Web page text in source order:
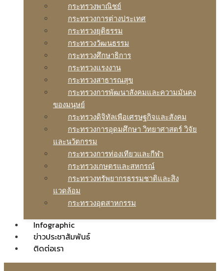
กระทรวงพาณิชย์
กระทรวงการต่างประเทศ
กระทรวงยุติธรรม
กระทรวงวัฒนธรรม
กระทรวงศึกษาธิการ
กระทรวงแรงงาน
กระทรวงสาธารณสุข
กระทรวงการพัฒนาสังคมและความมันคง
ของมนุษย์
กระทรวงดิจิทัลเพือเศรษฐกิจและสังคม
กระทรวงการอุดมศึกษา วิทยาศาสตร์ วิจัย
และนวัตกรรม
กระทรวงการท่องเทียวและกีฬา
กระทรวงเกษตรและสหกรณ์
กระทรวงทรัพยากรธรรมชาติและสิง
แวดล้อม
กระทรวงอุตสาหกรรม
Infographic
ข่าวประชาสัมพันธ์
ติดต่อเรา